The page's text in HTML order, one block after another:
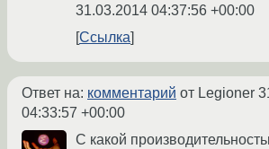
31.03.2014 04:37:56 +00:00
Ссылка
Ответ на: комментарий от Legioner
04:33:57 +00:00
С какой